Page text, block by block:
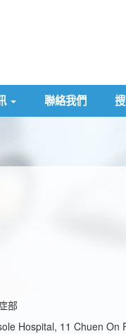
聯絡我們
部
Hospital, 11 Chuen On